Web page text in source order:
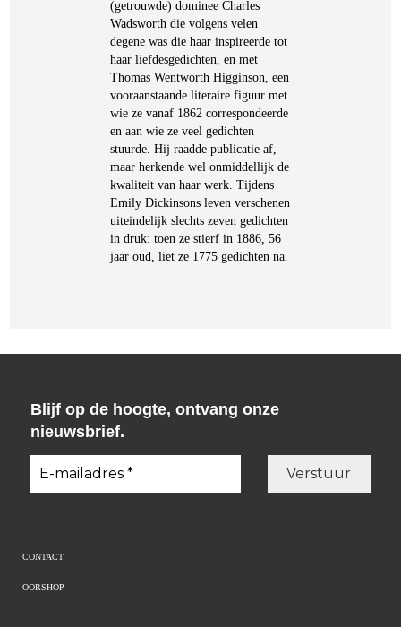
(getrouwde) dominee Charles
Wadsworth die volgens velen
degene was die haar inspireerde tot
haar liefdesgedichten, en met
Thomas Wentworth Higginson, een
vooraanstaande literaire figuur met
wie ze vanaf 1862 correspondeerde
en aan wie ze veel gedichten
stuurde. Hij raadde publicatie af,
maar herkende wel onmiddellijk de
kwaliteit van haar werk. Tijdens
Emily Dickinsons leven verschenen
uiteindelijk slechts zeven gedichten
in druk: toen ze stierf in 1886, 56
jaar oud, liet ze 1775 gedichten na.
Blijf op de hoogte, ontvang onze
nieuwsbrief.
CONTACT
OORSHOP